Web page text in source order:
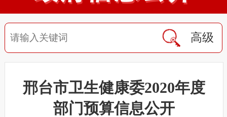
高级
邢台市卫生健康委2020年度
部门预算信息公开